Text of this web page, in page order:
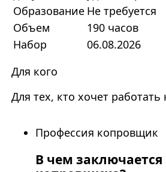
Образование Не требуется
Объем
190 часов
Набор
06.08.2026
Для кого
Для тех, кто хочет
Профессия копровщик
В чем заключается